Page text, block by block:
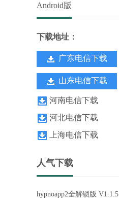
Android版
下载地址：
广东电信下载
山东电信下载
河南电信下载
河北电信下载
上海电信下载
人气下载
hypnoapp2全解锁版 V1.1.5